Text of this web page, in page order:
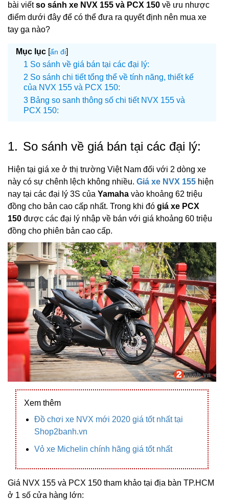
bài viếtso sánh xe NVX 155 và PCX 150 về ưu nhược
điểm dưới đây để có thể đưa ra quyết định nên mua xe
tay ga nào?
Mục lục [ẩn đi]
So sánh về giá bán tại các đại lý:
So sánh chi tiết tổng thể về tính năng, thiết kế
của NVX 155 và PCX 150:
Bảng so sanh thông số chi tiết NVX 155 và
PCX 150:
1. So sánh về giá bán tại các đại lý:
Hiện tại giá xe ở thị trường Việt Nam đối với 2 dòng xe
này có sự chênh lệch không nhiều. Giá xe NVX 155 hiện
nay tại các đại lý 3S của Yamaha vào khoảng 62 triệu
đồng cho bản cao cấp nhất. Trong khi đó giá xe PCX
150 được các đại lý nhập về bán với giá khoảng 60 triệu
đồng cho phiên bản cao cấp.
Xem thêm
Đồ chơi xe NVX mới 2020 giá tốt nhất tại
Shop2banh.vn
Vỏ xe Michelin chính hãng giá tốt nhất
Giá NVX 155 và PCX 150 tham khảo tại địa bàn TP.HCM
ở 1 số cửa hàng lớn: